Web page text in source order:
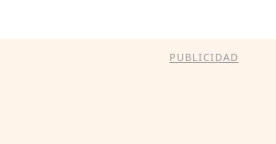
PUBLICIDAD